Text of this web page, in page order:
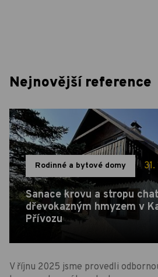
Nejnovější reference
Rodinné a bytové domy
Sanace krovu a stropu
dřevokazným hmyzem v
Přívozu
V říjnu 2025 jsme provedli